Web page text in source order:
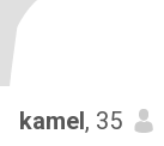
kamel, 35